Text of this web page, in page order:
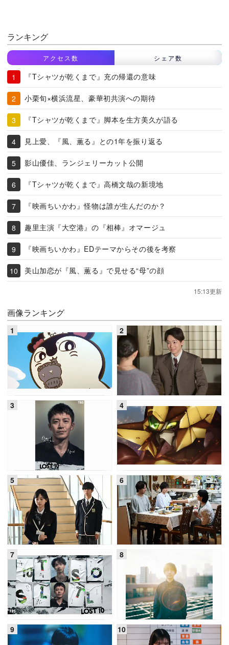
ランキング
アクセス数 シェア数
『Tシャツが乾くまで』充の帰還の意味
小栗旬×横浜流星、豪華初共演への期待
『Tシャツが乾くまで』脚本を生方美久が語る
見上愛、『風、薫る』との1年を振り返る
影山優佳、ランジェリーカット公開
『Tシャツが乾くまで』高橋文哉の新境地
『映画ちいかわ』怪物は誰が生んだのか？
趣里主演『大空港』の『相棒』オマージュ
『映画ちいかわ』EDテーマからその後を考察
美山加恋が『風、薫る』で見せる“母”の顔
15:13更新
画像ランキング